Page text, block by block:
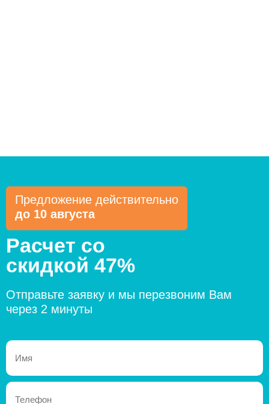
Предложение действительно
до 10 августа
Расчет со
скидкой 47%
Отправьте заявку и мы перезвоним Вам
через 2 минуты